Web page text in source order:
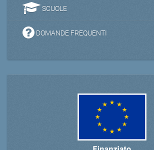
SCUOLE
DOMANDE FREQUENTI